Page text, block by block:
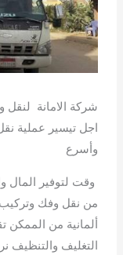
شركة الامانة لنقل
اجل تيسير عملية
وأسرع
وقت لتوفير المال
من نقل وفك
ألمانية من
التغليف والتنظيف